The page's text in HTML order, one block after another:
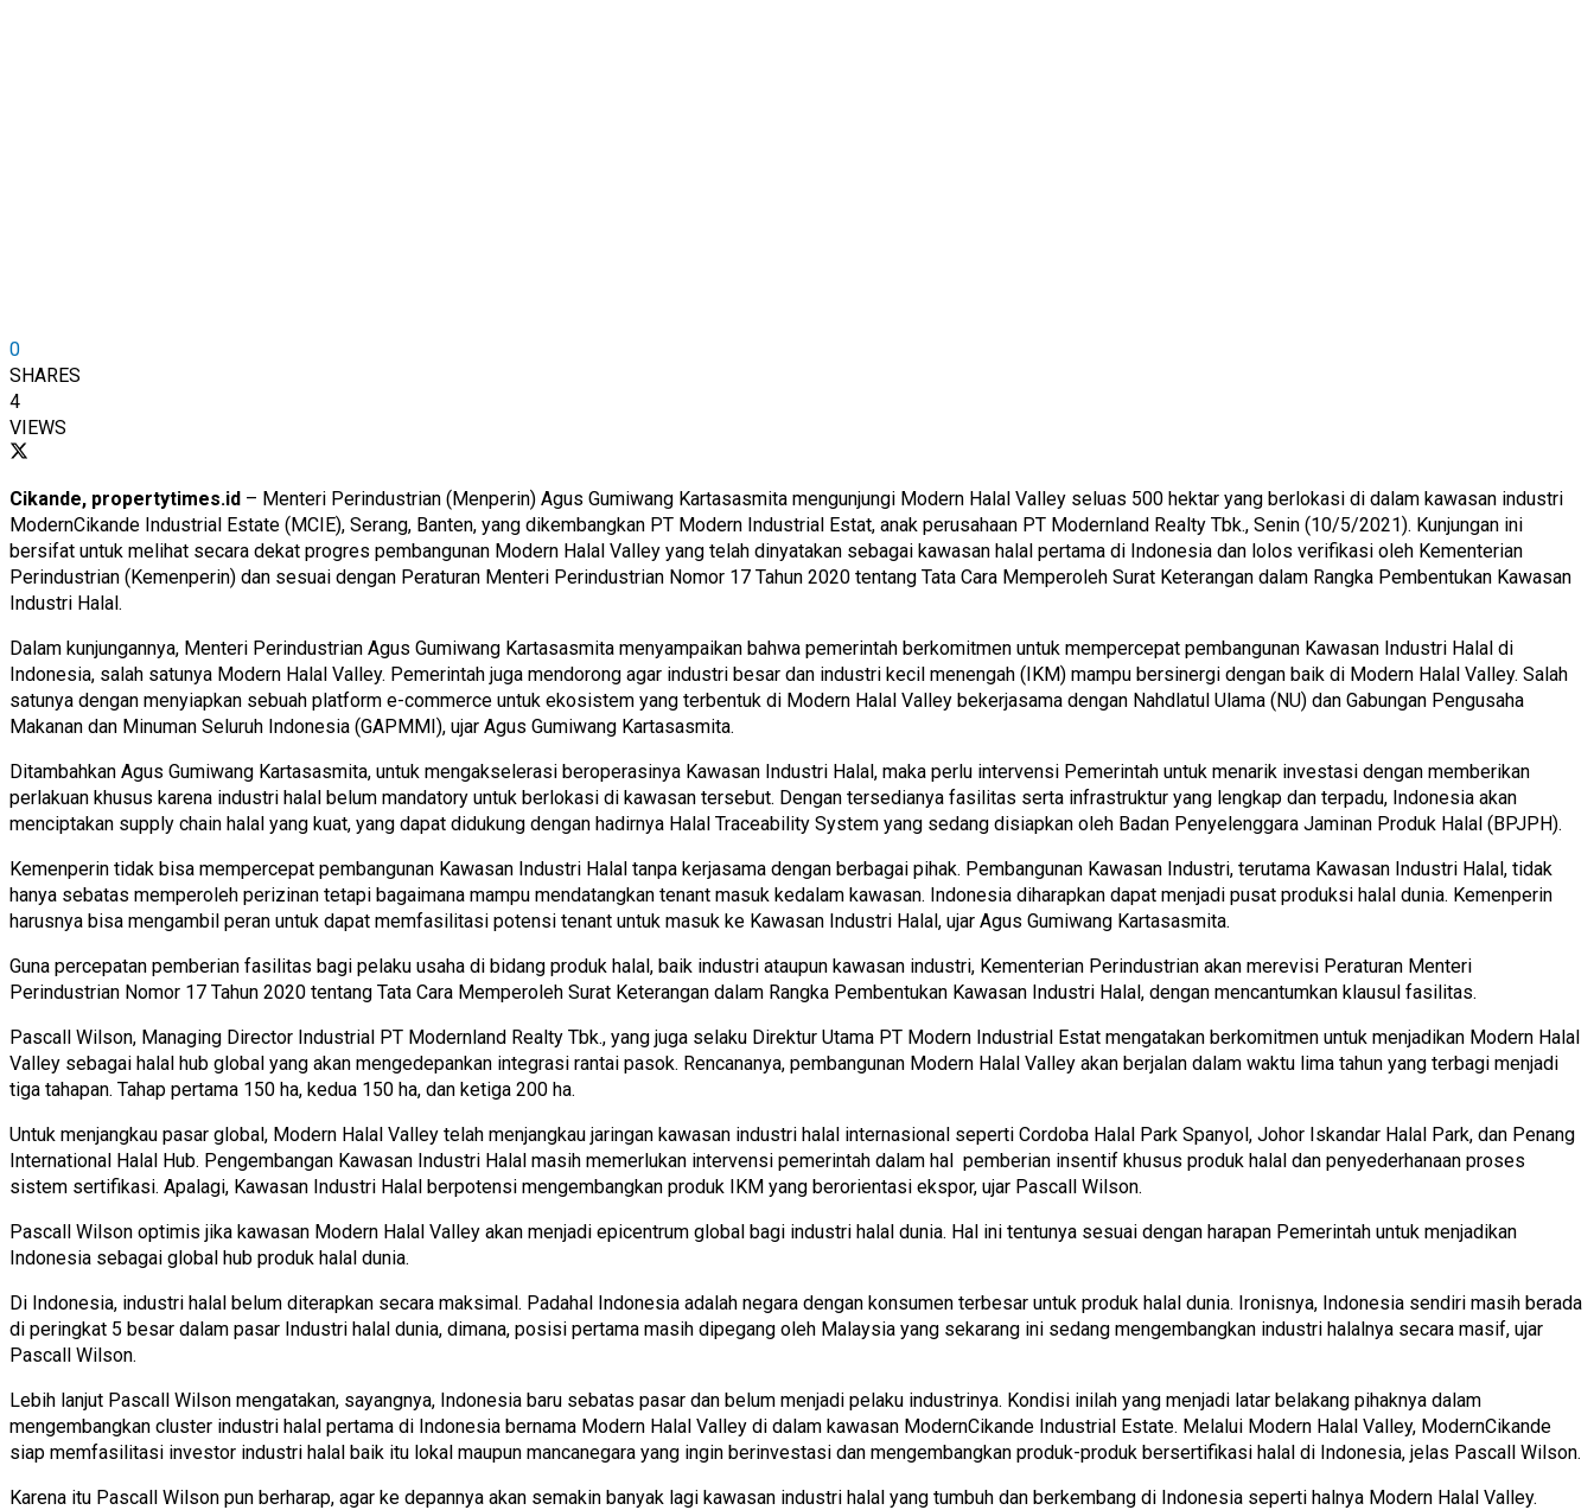
0
SHARES
4
VIEWS
Cikande, propertytimes.id – Menteri Perindustrian (Menperin) Agus Gumiwang Kartasasmita mengunjungi Modern Halal Valley seluas 500 hektar yang berlokasi di dalam kawasan industri
ModernCikande Industrial Estate (MCIE), Serang, Banten, yang dikembangkan PT Modern Industrial Estat, anak perusahaan PT Modernland Realty Tbk., Senin (10/5/2021). Kunjungan ini
bersifat untuk melihat secara dekat progres pembangunan Modern Halal Valley yang telah dinyatakan sebagai kawasan halal pertama di Indonesia dan lolos verifikasi oleh Kementerian
Perindustrian (Kemenperin) dan sesuai dengan Peraturan Menteri Perindustrian Nomor 17 Tahun 2020 tentang Tata Cara Memperoleh Surat Keterangan dalam Rangka Pembentukan Kawasan
Industri Halal.
Dalam kunjungannya, Menteri Perindustrian Agus Gumiwang Kartasasmita menyampaikan bahwa pemerintah berkomitmen untuk mempercepat pembangunan Kawasan Industri Halal di
Indonesia, salah satunya Modern Halal Valley. Pemerintah juga mendorong agar industri besar dan industri kecil menengah (IKM) mampu bersinergi dengan baik di Modern Halal Valley. Salah
satunya dengan menyiapkan sebuah platform e-commerce untuk ekosistem yang terbentuk di Modern Halal Valley bekerjasama dengan Nahdlatul Ulama (NU) dan Gabungan Pengusaha
Makanan dan Minuman Seluruh Indonesia (GAPMMI), ujar Agus Gumiwang Kartasasmita.
Ditambahkan Agus Gumiwang Kartasasmita, untuk mengakselerasi beroperasinya Kawasan Industri Halal, maka perlu intervensi Pemerintah untuk menarik investasi dengan memberikan
perlakuan khusus karena industri halal belum mandatory untuk berlokasi di kawasan tersebut. Dengan tersedianya fasilitas serta infrastruktur yang lengkap dan terpadu, Indonesia akan
menciptakan supply chain halal yang kuat, yang dapat didukung dengan hadirnya Halal Traceability System yang sedang disiapkan oleh Badan Penyelenggara Jaminan Produk Halal (BPJPH).
Kemenperin tidak bisa mempercepat pembangunan Kawasan Industri Halal tanpa kerjasama dengan berbagai pihak. Pembangunan Kawasan Industri, terutama Kawasan Industri Halal, tidak
hanya sebatas memperoleh perizinan tetapi bagaimana mampu mendatangkan tenant masuk kedalam kawasan. Indonesia diharapkan dapat menjadi pusat produksi halal dunia. Kemenperin
harusnya bisa mengambil peran untuk dapat memfasilitasi potensi tenant untuk masuk ke Kawasan Industri Halal, ujar Agus Gumiwang Kartasasmita.
Guna percepatan pemberian fasilitas bagi pelaku usaha di bidang produk halal, baik industri ataupun kawasan industri, Kementerian Perindustrian akan merevisi Peraturan Menteri
Perindustrian Nomor 17 Tahun 2020 tentang Tata Cara Memperoleh Surat Keterangan dalam Rangka Pembentukan Kawasan Industri Halal, dengan mencantumkan klausul fasilitas.
Pascall Wilson, Managing Director Industrial PT Modernland Realty Tbk., yang juga selaku Direktur Utama PT Modern Industrial Estat mengatakan berkomitmen untuk menjadikan Modern Halal
Valley sebagai halal hub global yang akan mengedepankan integrasi rantai pasok. Rencananya, pembangunan Modern Halal Valley akan berjalan dalam waktu lima tahun yang terbagi menjadi
tiga tahapan. Tahap pertama 150 ha, kedua 150 ha, dan ketiga 200 ha.
Untuk menjangkau pasar global, Modern Halal Valley telah menjangkau jaringan kawasan industri halal internasional seperti Cordoba Halal Park Spanyol, Johor Iskandar Halal Park, dan Penang
International Halal Hub. Pengembangan Kawasan Industri Halal masih memerlukan intervensi pemerintah dalam hal pemberian insentif khusus produk halal dan penyederhanaan proses
sistem sertifikasi. Apalagi, Kawasan Industri Halal berpotensi mengembangkan produk IKM yang berorientasi ekspor, ujar Pascall Wilson.
Pascall Wilson optimis jika kawasan Modern Halal Valley akan menjadi epicentrum global bagi industri halal dunia. Hal ini tentunya sesuai dengan harapan Pemerintah untuk menjadikan
Indonesia sebagai global hub produk halal dunia.
Di Indonesia, industri halal belum diterapkan secara maksimal. Padahal Indonesia adalah negara dengan konsumen terbesar untuk produk halal dunia. Ironisnya, Indonesia sendiri masih berada
di peringkat 5 besar dalam pasar Industri halal dunia, dimana, posisi pertama masih dipegang oleh Malaysia yang sekarang ini sedang mengembangkan industri halalnya secara masif, ujar
Pascall Wilson.
Lebih lanjut Pascall Wilson mengatakan, sayangnya, Indonesia baru sebatas pasar dan belum menjadi pelaku industrinya. Kondisi inilah yang menjadi latar belakang pihaknya dalam
mengembangkan cluster industri halal pertama di Indonesia bernama Modern Halal Valley di dalam kawasan ModernCikande Industrial Estate. Melalui Modern Halal Valley, ModernCikande
siap memfasilitasi investor industri halal baik itu lokal maupun mancanegara yang ingin berinvestasi dan mengembangkan produk-produk bersertifikasi halal di Indonesia, jelas Pascall Wilson.
Karena itu Pascall Wilson pun berharap, agar ke depannya akan semakin banyak lagi kawasan industri halal yang tumbuh dan berkembang di Indonesia seperti halnya Modern Halal Valley.